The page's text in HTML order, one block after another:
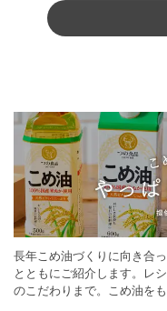
長年こめ油づくりに向き合
とともにご紹介します。レ
のこだわりまで。こめ油を